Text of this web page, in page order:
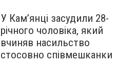
У Камʼянці засудили 28-
річного чоловіка, який
вчиняв насильство
стосовно співмешканки